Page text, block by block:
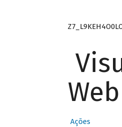
Web
Ações